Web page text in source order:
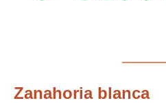
Zanahoria blanca